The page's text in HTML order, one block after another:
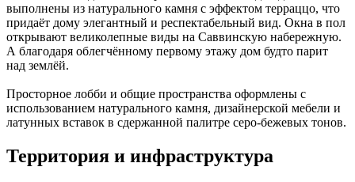
выполнены из натурального камня с эффектом терраццо, что
придаёт дому элегантный и респектабельный вид. Окна в пол
открывают великолепные виды на Саввинскую набережную.
А благодаря облегчённому первому этажу дом будто парит
над землёй.
Просторное лобби и общие пространства оформлены с
использованием натурального камня, дизайнерской мебели и
латунных вставок в сдержанной палитре серо-бежевых тонов.
Территория и инфраструктура